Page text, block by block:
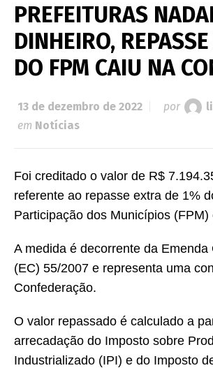
PREFEITURAS
DINHEIRO,
DO FPM CAIU NA
13 de dezembro de 2022 por
em Notícias
Foi creditado o valor de R$
referente ao repasse extra de 1%
Participação dos Municípios (FPM)
A medida é decorrente da Emenda
(EC) 55/2007 e representa uma
Confederação.
O valor repassado é calculado a
arrecadação do Imposto sobre
Industrializado (IPI) e do Imposto